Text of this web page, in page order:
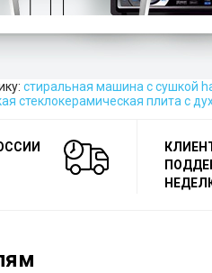
стиральная машина с сушкой
стеклокерамическая плита с